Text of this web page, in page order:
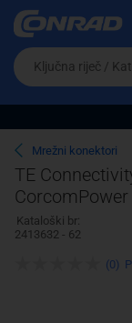
Ova postavka
cijene vašim
Pravno lice
Da
biste
potražili
proizvod,
unesite
ključnu
riječ,
kataloški
broj,
EAN
ili
Mrežni konektori
TE
6609951-9 AMP
Kataloški br:
2413632 - 62
(0)